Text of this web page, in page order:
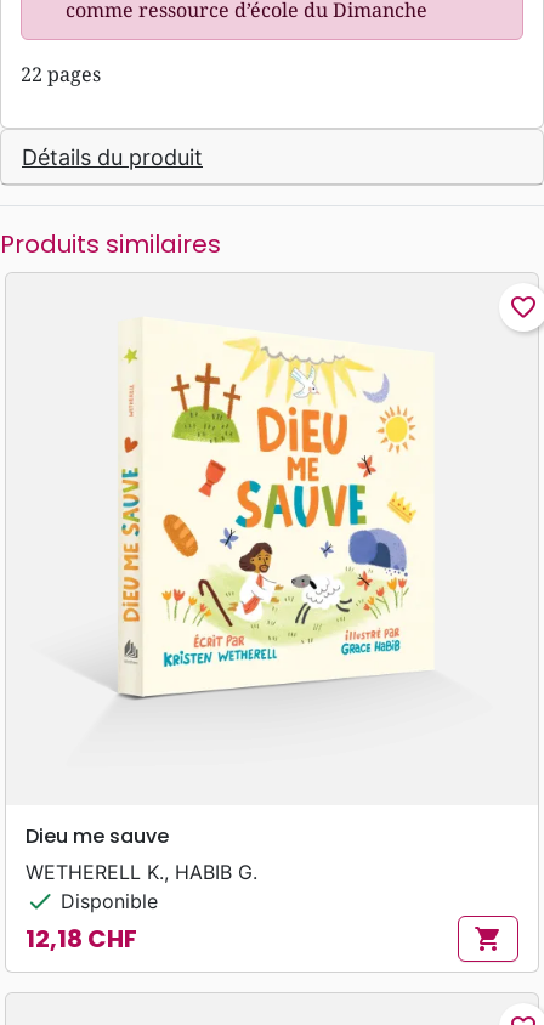
comme ressource d’école du Dimanche
22 pages
Détails du produit
Produits similaires
favorite_border
Dieu me sauve
WETHERELL K., HABIB G.
check Disponible
Prix
12,18 CHF shopping_cart